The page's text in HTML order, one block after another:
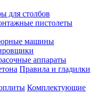
для столбов
пистолеты
машины
аппараты
Правила и гладилки
Комплектующие